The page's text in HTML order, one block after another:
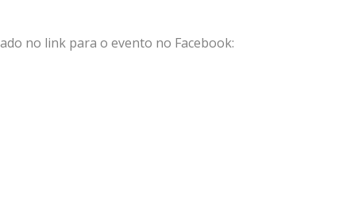
no link para o evento no Facebook: